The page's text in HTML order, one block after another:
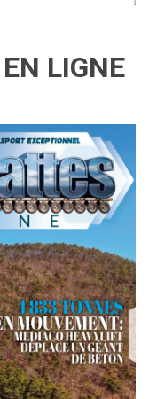
LIGNE